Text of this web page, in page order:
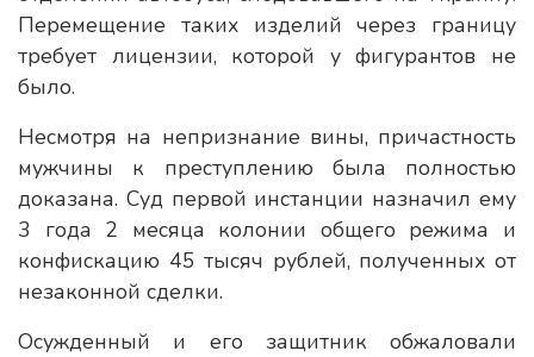
Перемещение таких изделий через границу
требует лицензии, которой у фигурантов не
было.
Несмотря на непризнание вины, причастность
мужчины к преступлению была полностью
доказана. Суд первой инстанции назначил ему
3 года 2 месяца колонии общего режима и
конфискацию 45 тысяч рублей, полученных от
незаконной сделки.
Осужденный и его защитник обжаловали